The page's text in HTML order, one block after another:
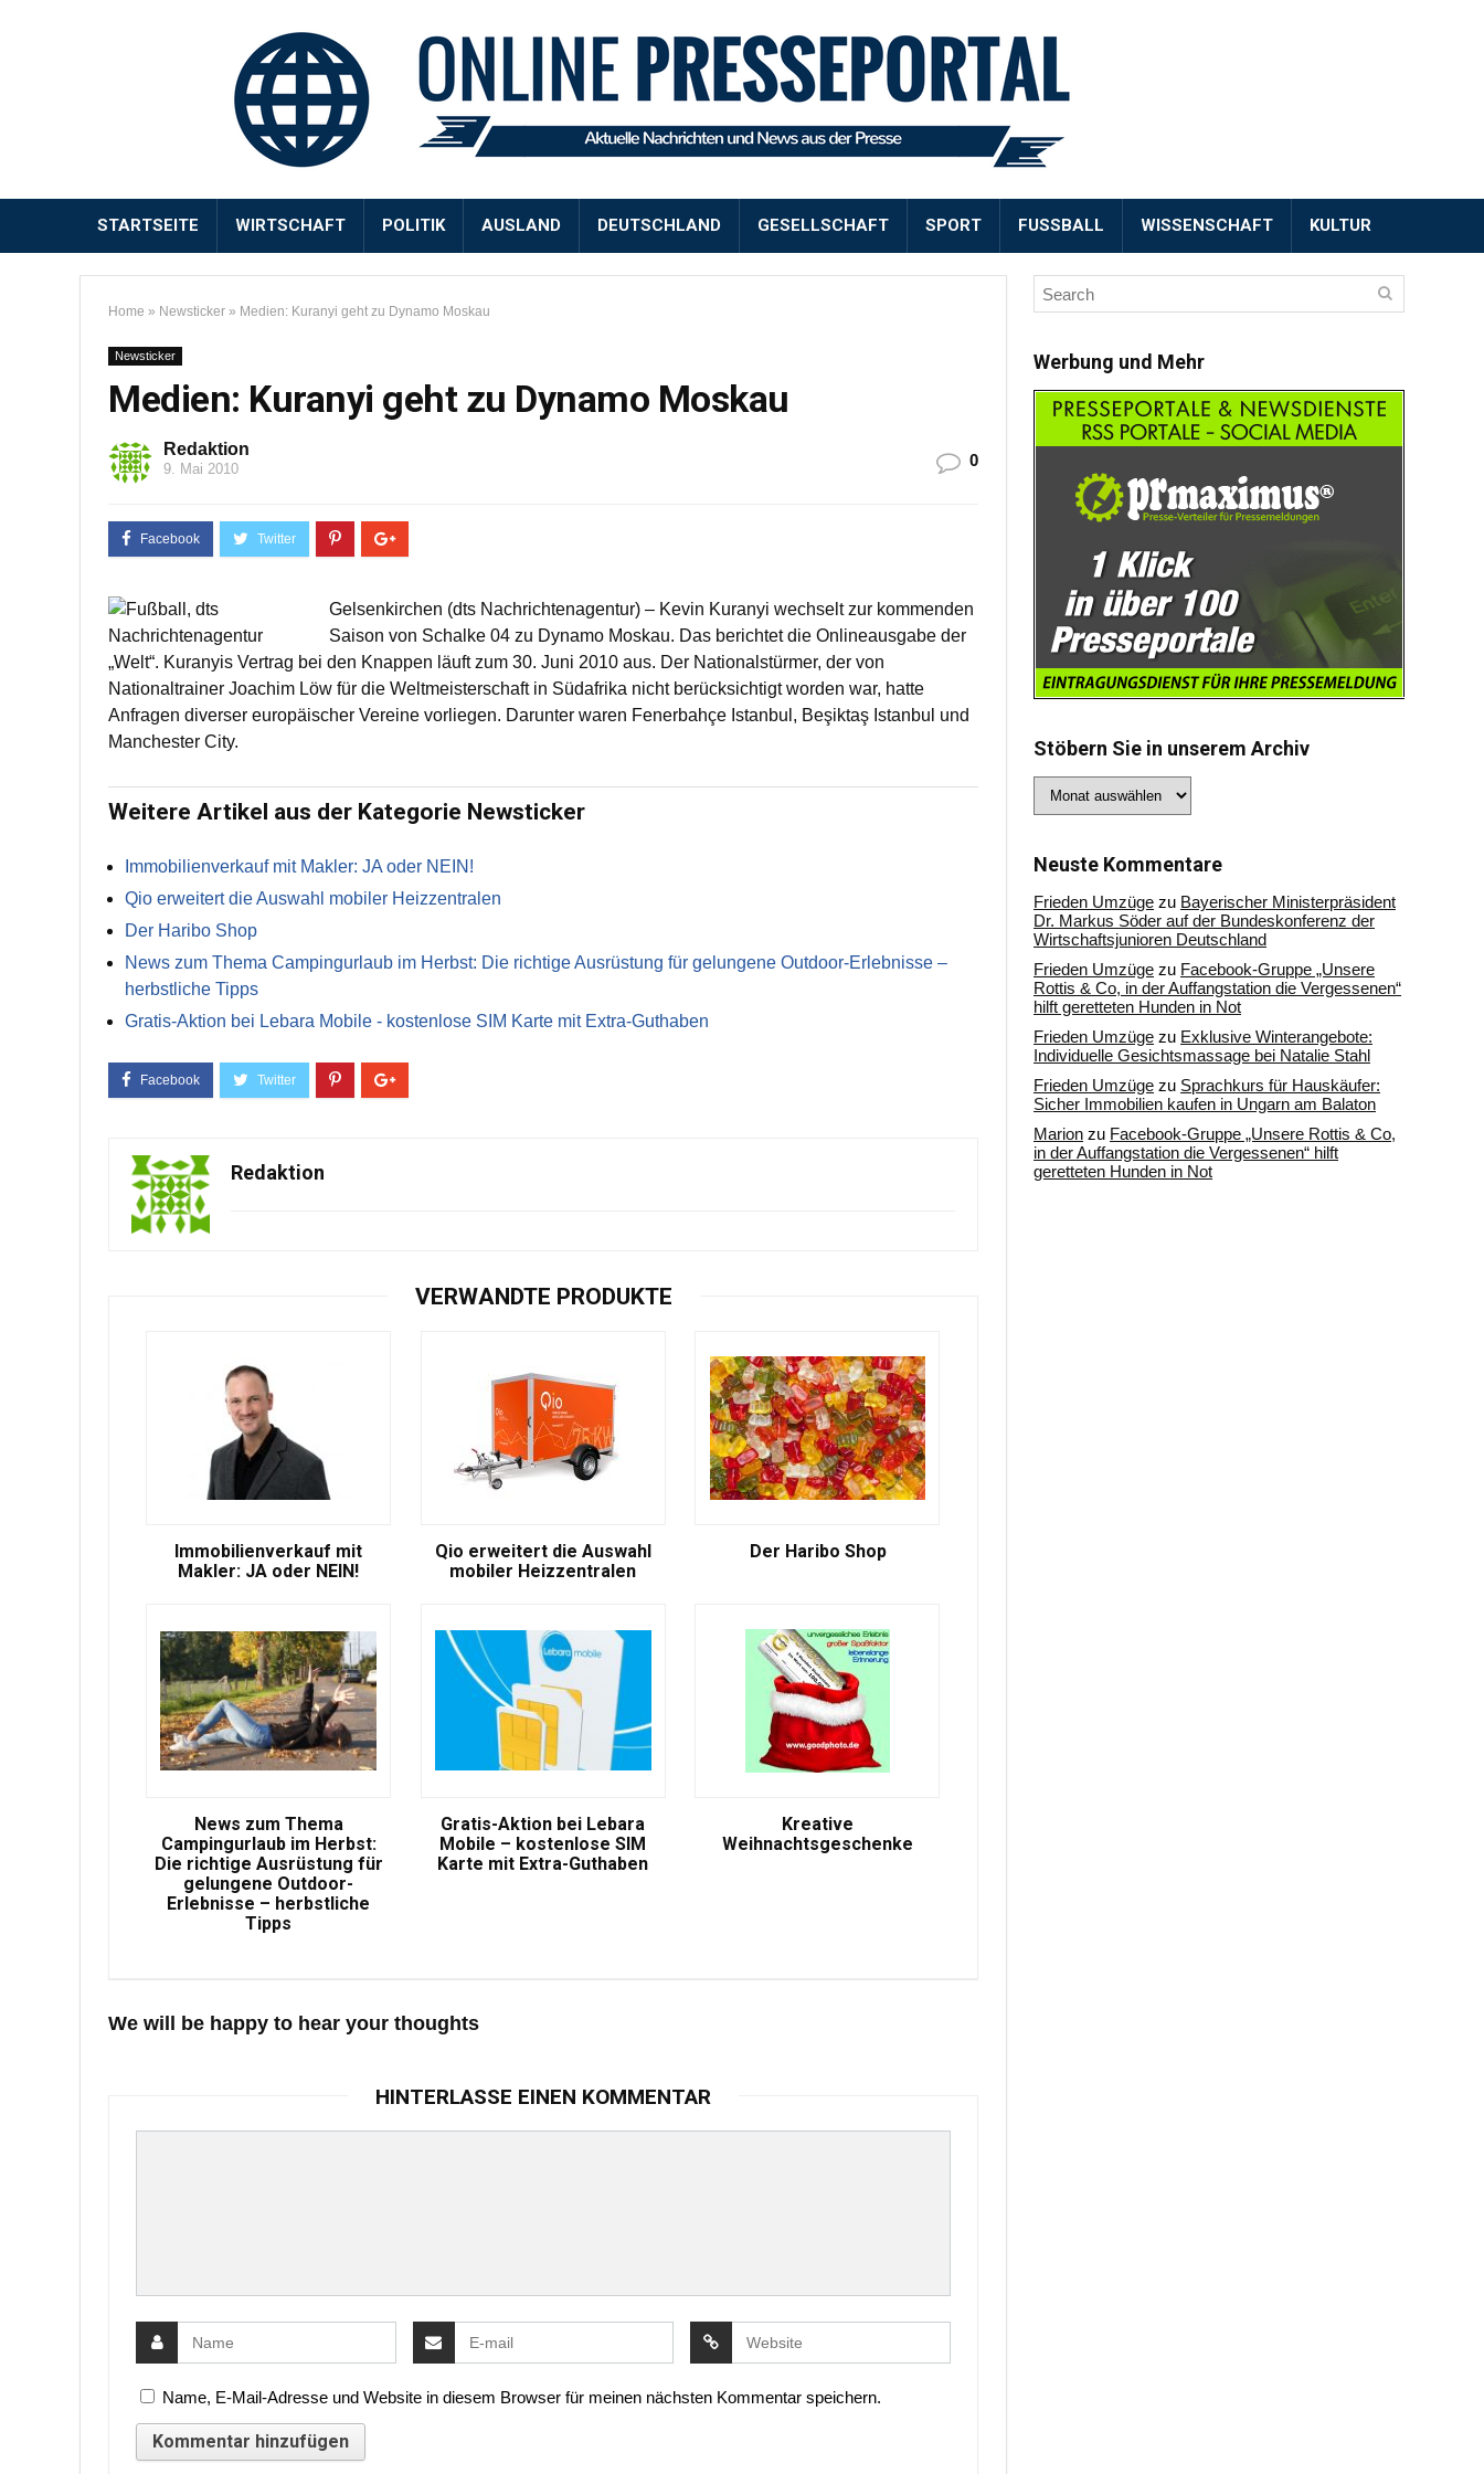
STARTSEITE WIRTSCHAFT POLITIK AUSLAND DEUTSCHLAND GESELLSCHAFT SPORT FUSSBALL WISSENSCHAFT KULTUR
Home » Newsticker » Medien: Kuranyi geht zu Dynamo Moskau
Newsticker
Medien: Kuranyi geht zu Dynamo Moskau
Redaktion
9. Mai 2010 0
Gelsenkirchen (dts Nachrichtenagentur) – Kevin Kuranyi wechselt zur kommenden
Saison von Schalke 04 zu Dynamo Moskau. Das berichtet die Onlineausgabe der
„Welt“. Kuranyis Vertrag bei den Knappen läuft zum 30. Juni 2010 aus. Der Nationalstürmer, der von
Nationaltrainer Joachim Löw für die Weltmeisterschaft in Südafrika nicht berücksichtigt worden war, hatte
Anfragen diverser europäischer Vereine vorliegen. Darunter waren Fenerbahçe Istanbul, Beşiktaş Istanbul und
Manchester City.
Weitere Artikel aus der Kategorie Newsticker
Immobilienverkauf mit Makler: JA oder NEIN!
Qio erweitert die Auswahl mobiler Heizzentralen
Der Haribo Shop
News zum Thema Campingurlaub im Herbst: Die richtige Ausrüstung für gelungene Outdoor-Erlebnisse –
herbstliche Tipps
Gratis-Aktion bei Lebara Mobile - kostenlose SIM Karte mit Extra-Guthaben
Redaktion
VERWANDTE PRODUKTE
Immobilienverkauf mit
Makler: JA oder NEIN!
Qio erweitert die Auswahl
mobiler Heizzentralen
Der Haribo Shop
News zum Thema
Campingurlaub im Herbst:
Die richtige Ausrüstung für
gelungene Outdoor-
Erlebnisse – herbstliche
Tipps
Gratis-Aktion bei Lebara
Mobile – kostenlose SIM
Karte mit Extra-Guthaben
Kreative
Weihnachtsgeschenke
We will be happy to hear your thoughts
HINTERLASSE EINEN KOMMENTAR
Name, E-Mail-Adresse und Website in diesem Browser für meinen nächsten Kommentar speichern.
Werbung und Mehr
Stöbern Sie in unserem Archiv
Sie
Archiv
Neuste Kommentare
Frieden Umzüge zu Bayerischer Ministerpräsident
Dr. Markus Söder auf der Bundeskonferenz der
Wirtschaftsjunioren Deutschland
Frieden Umzüge zu Facebook-Gruppe „Unsere
Rottis & Co, in der Auffangstation die Vergessenen“
hilft geretteten Hunden in Not
Frieden Umzüge zu Exklusive Winterangebote:
Individuelle Gesichtsmassage bei Natalie Stahl
Frieden Umzüge zu Sprachkurs für Hauskäufer:
Sicher Immobilien kaufen in Ungarn am Balaton
Marion zu Facebook-Gruppe „Unsere Rottis & Co,
in der Auffangstation die Vergessenen“ hilft
geretteten Hunden in Not